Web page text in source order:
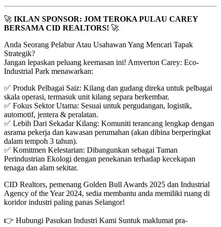
🚀 IKLAN SPONSOR: JOM TEROKA PULAU CAREY
BERSAMA CID REALTORS! 🚀
Anda Seorang Pelabur Atau Usahawan Yang Mencari Tapak
Strategik?
Jangan lepaskan peluang keemasan ini! Amverton Carey: Eco-
Industrial Park menawarkan:
✅ Produk Pelbagai Saiz: Kilang dan gudang direka untuk pelbagai
skala operasi, termasuk unit kilang separa berkembar.
✅ Fokus Sektor Utama: Sesuai untuk pergudangan, logistik,
automotif, jentera & peralatan.
✅ Lebih Dari Sekadar Kilang: Komuniti terancang lengkap dengan
asrama pekerja dan kawasan perumahan (akan dibina berperingkat
dalam tempoh 3 tahun).
✅ Komitmen Kelestarian: Dibangunkan sebagai Taman
Perindustrian Ekologi dengan penekanan terhadap kecekapan
tenaga dan alam sekitar.
CID Realtors, pemenang Golden Bull Awards 2025 dan Industrial
Agency of the Year 2024, sedia membantu anda memiliki ruang di
koridor industri paling panas Selangor!
👉 Hubungi Pasukan Industri Kami Suntuk maklumat pra-